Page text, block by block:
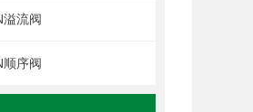
溢流阀
顺序阀